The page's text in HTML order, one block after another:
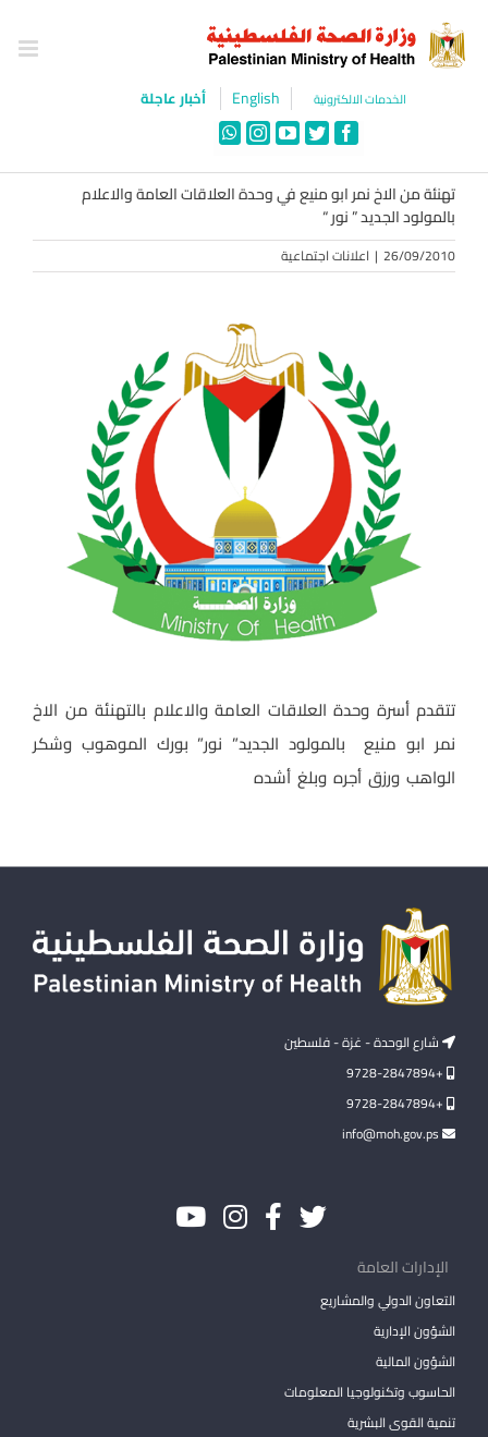
content
الخدمات الالكترونية English أخبار عاجلة
Facebook
Twitter
YouTube
Instagram
WhatsApp
تهنئة من الاخ نمر ابو منيع في وحدة العلاقات العامة والاعلام
بالمولود الجديد ” نور “
26/09/2010
| اعلانات اجتماعية
تتقدم أسرة وحدة العلاقات العامة والاعلام بالتهنئة من الاخ
نمر ابو منيع بالمولود الجديد” نور” بورك الموهوب وشكر
الواهب ورزق أجره وبلغ أشده
شارع الوحدة - غزة - فلسطين
+9728-2847894
+9728-2847894
الإدارات العامة
التعاون الدولي والمشاريع
الشؤون الإدارية
الشؤون المالية
الحاسوب وتكنولوجيا المعلومات
تنمية القوى البشرية